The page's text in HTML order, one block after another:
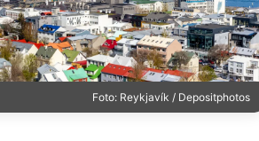
Foto: Reykjavík / Depositphotos